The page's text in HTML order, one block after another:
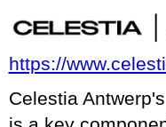
https://
Celestia